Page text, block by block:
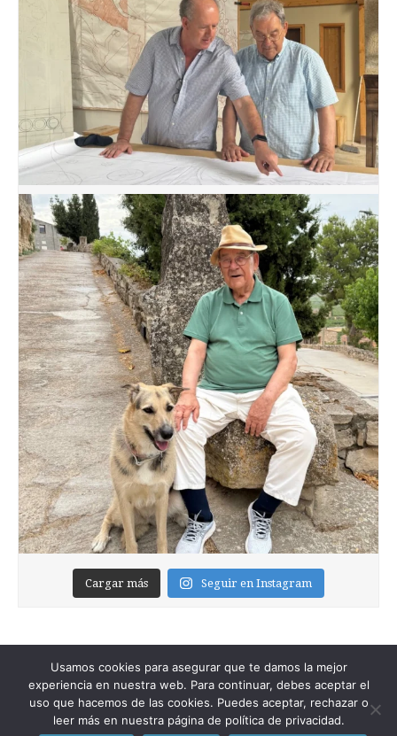
Cargar más Seguir en Instagram
Copyright © 2026 Foixblog . All Rights Reserved.
Usamos cookies para asegurar que te damos la mejor
experiencia en nuestra web. Para continuar, debes aceptar el
uso que hacemos de las cookies. Puedes aceptar, rechazar o
leer más en nuestra página de política de privacidad.